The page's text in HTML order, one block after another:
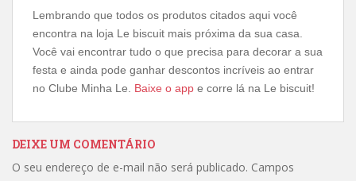
Lembrando que todos os produtos citados aqui você
encontra na loja Le biscuit mais próxima da sua casa.
Você vai encontrar tudo o que precisa para decorar a sua
festa e ainda pode ganhar descontos incríveis ao entrar
no Clube Minha Le. Baixe o app e corre lá na Le biscuit!
DEIXE UM COMENTÁRIO
O seu endereço de e-mail não será publicado. Campos